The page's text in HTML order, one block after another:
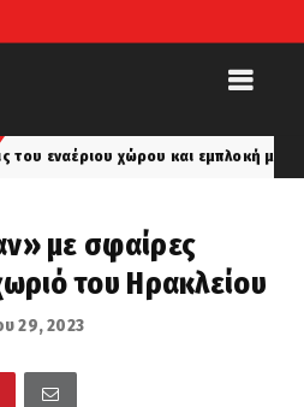
χώρου και εμπλοκή με οπλισμένα
με σφαίρες
του Ηρακλείου
29, 2023